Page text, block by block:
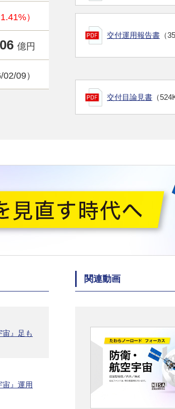
）
億円
09）
交付運用報告書 （
交付目論見書 （
関連動画
』足も
』運用